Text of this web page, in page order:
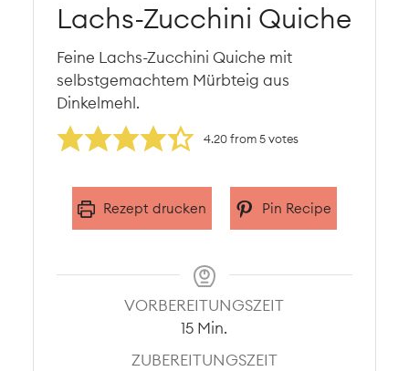
Lachs-Zucchini Quiche
Feine Lachs-Zucchini Quiche mit
selbstgemachtem Mürbteig aus
Dinkelmehl.
4.20from5votes
Rezept drucken Pin Recipe
VORBEREITUNGSZEIT
15Minuten
Min.
ZUBEREITUNGSZEIT